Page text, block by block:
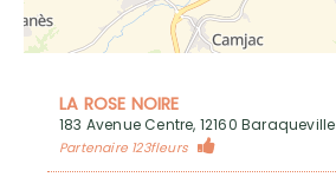
LA ROSE NOIRE
183 Avenue Centre, 12160 Baraqueville
Partenaire 123fleurs